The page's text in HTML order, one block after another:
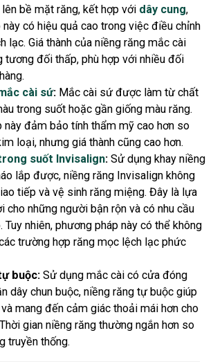
bề mặt răng, kết hợp với dây cung,
có hiệu quả cao trong việc điều chỉnh
lạc. Giá thành của niềng răng mắc cài
tương đối thấp, phù hợp với nhiều đối
cài sứ: Mắc cài sứ được làm từ chất
trong suốt hoặc gần giống màu răng.
này đảm bảo tính thẩm mỹ cao hơn so
loại, nhưng giá thành cũng cao hơn.
suốt Invisalign: Sử dụng khay niềng
lắp được, niềng răng Invisalign không
tiếp và vệ sinh răng miệng. Đây là lựa
cho những người bận rộn và có nhu cầu
Tuy nhiên, phương pháp này có thể không
trường hợp răng mọc lệch lạc phức
buộc: Sử dụng mắc cài có cửa đóng
dây chun buộc, niềng răng tự buộc giúp
mang đến cảm giác thoải mái hơn cho
gian niềng răng thường ngắn hơn so
truyền thống.